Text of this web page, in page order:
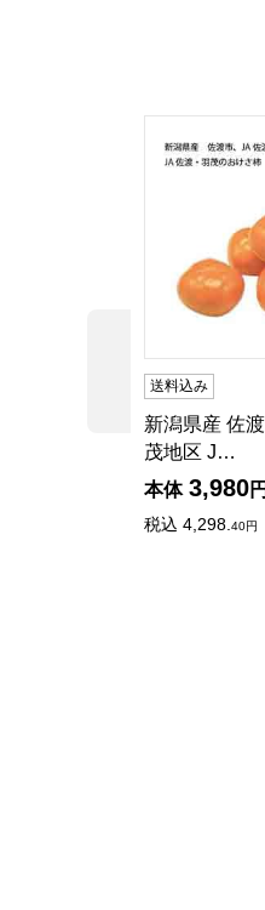
前の商品
新潟県産 佐
送料込み
新潟県産 佐
茂地区 J…
本体 3,980円
税込 4,298.40円